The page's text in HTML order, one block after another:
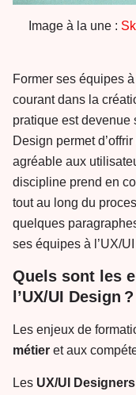
Image à la une :
Former ses équipes
courant dans la
pratique est devenue
Design permet
agréable aux
discipline prend en
tout au long du
quelques
ses équipes à l’UX/
Quels sont les
l’UX/UI Design ?
Les enjeux de
métier et aux
Les UX/UI Designers